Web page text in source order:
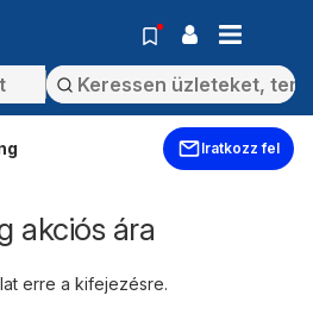
Iratkozz fel
akciós ára
erre a kifejezésre.